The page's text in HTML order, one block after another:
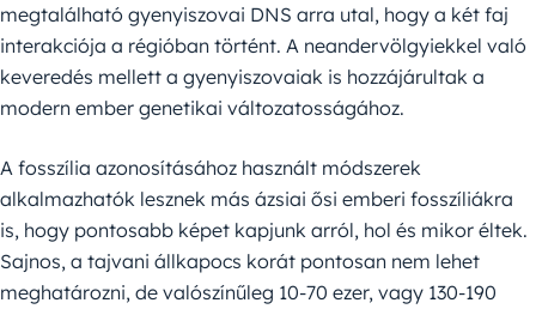
megtalálható gyenyiszovai DNS arra utal, hogy a két faj
interakciója a régióban történt. A neandervölgyiekkel való
keveredés mellett a gyenyiszovaiak is hozzájárultak a
modern ember genetikai változatosságához.
A fosszília azonosításához használt módszerek
alkalmazhatók lesznek más ázsiai ősi emberi fosszíliákra
is, hogy pontosabb képet kapjunk arról, hol és mikor éltek.
Sajnos, a tajvani állkapocs korát pontosan nem lehet
meghatározni, de valószínűleg 10-70 ezer, vagy 130-190